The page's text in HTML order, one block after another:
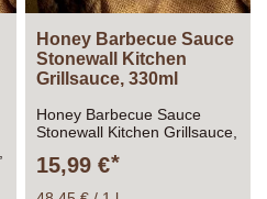
Honey Barbecue Sauce
Stonewall Kitchen
Grillsauce, 330ml
Honey Barbecue Sauce
Stonewall Kitchen Grillsauce,
15,99 €